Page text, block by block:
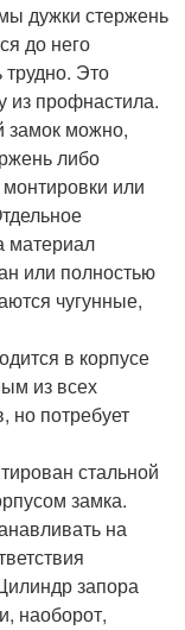
дужки стержень
до него
трудно. Это
из профнастила.
замок можно,
либо
или
материал
или полностью
чугунные,
в корпусе
из всех
но потребует
стальной
замка.
на
запора
наоборот,